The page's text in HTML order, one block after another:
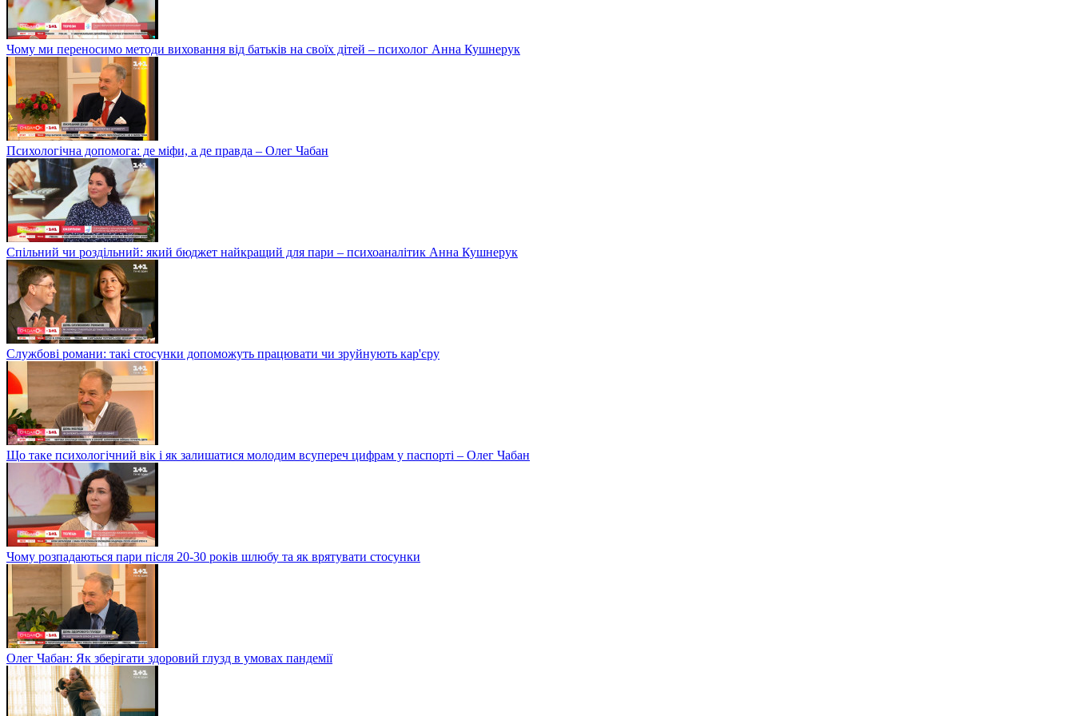
Чому ми переносимо методи виховання від батьків на своїх дітей – психолог Анна Кушнерук
Психологічна допомога: де міфи, а де правда – Олег Чабан
Спільний чи роздільний: який бюджет найкращий для пари – психоаналітик Анна Кушнерук
Службові романи: такі стосунки допоможуть працювати чи зруйнують кар'єру
Що таке психологічний вік і як залишатися молодим всупереч цифрам у паспорті – Олег Чабан
Чому розпадаються пари після 20-30 років шлюбу та як врятувати стосунки
Олег Чабан: Як зберігати здоровий глузд в умовах пандемії